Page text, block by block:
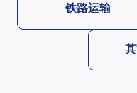
铁路运输